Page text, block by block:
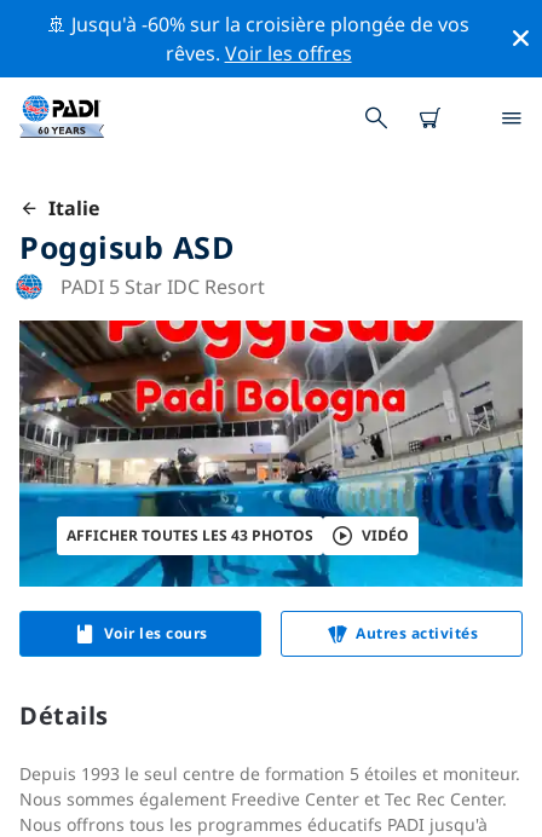
🚢 Jusqu'à -60% sur la croisière plongée de vos
rêves. Voir les offres
Italie
Poggisub ASD
PADI 5 Star IDC Resort
AFFICHER TOUTES LES 43 PHOTOS VIDÉO
Voir les cours Autres activités
Détails
Depuis 1993 le seul centre de formation 5 étoiles et moniteur.
Nous sommes également Freedive Center et Tec Rec Center.
Nous offrons tous les programmes éducatifs PADI jusqu'à